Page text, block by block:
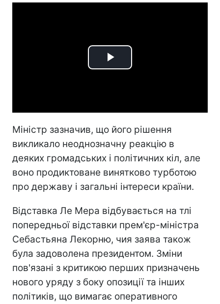
Play
Міністр зазначив, що його рішення
викликало неоднозначну реакцію в
деяких громадських і політичних кіл, але
воно продиктоване винятково турботою
про державу і загальні інтереси країни.
Відставка Ле Мера відбувається на тлі
попередньої відставки прем'єр-міністра
Себастьяна Лекорню, чия заява також
була задоволена президентом. Зміни
пов'язані з критикою перших призначень
нового уряду з боку опозиції та інших
політиків, що вимагає оперативного